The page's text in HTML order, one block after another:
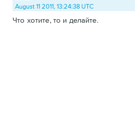
August 11 2011, 13:24:38 UTC
Что хотите, то и делайте.